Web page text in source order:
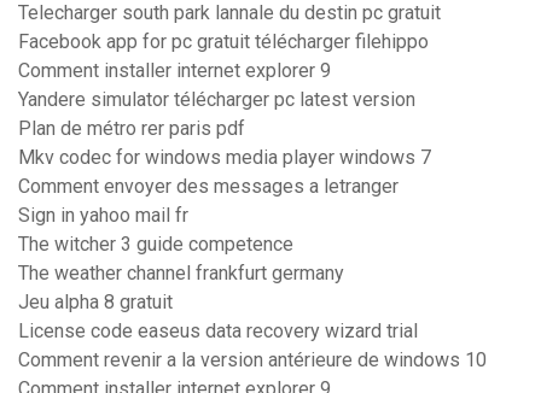
Telecharger south park lannale du destin pc gratuit
Facebook app for pc gratuit télécharger filehippo
Comment installer internet explorer 9
Yandere simulator télécharger pc latest version
Plan de métro rer paris pdf
Mkv codec for windows media player windows 7
Comment envoyer des messages a letranger
Sign in yahoo mail fr
The witcher 3 guide competence
The weather channel frankfurt germany
Jeu alpha 8 gratuit
License code easeus data recovery wizard trial
Comment revenir a la version antérieure de windows 10